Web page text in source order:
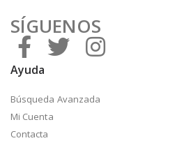
SÍGUENOS
Ayuda
Búsqueda Avanzada
Mi Cuenta
Contacta